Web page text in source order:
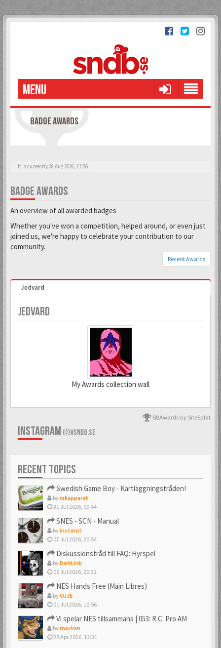
MENU
BADGE AWARDS
It is currently 08 Aug 2026, 17:56
BADGE AWARDS
An overview of all awarded badges
Whether you've won a competition, helped around, or even just
joined us, we're happy to celebrate your contribution to our
community.
Recent Awards
Jedvard
JEDVARD
My Awards collection wall
6 Mar 2018
Todd Snap
Kranky Kong
BBAwards by SiteSplat
INSTAGRAM #SNDB.SE
RECENT TOPICS
Swedish Game Boy - Kartläggningstråden!
byrakapparat
31 Jul 2026, 00:44
SNES - SCN - Manual
byinstinqt
07 Jul 2026, 20:54
Diskussionstråd till FAQ: Hyrspel
byDarkLink
05 Jul 2026, 20:32
NES Hands Free (Main Libres)
byOJJE
01 Jul 2026, 10:56
Vi spelar NES tillsammans | 053: R.C. Pro AM
bymackan
25 Apr 2026, 13:31